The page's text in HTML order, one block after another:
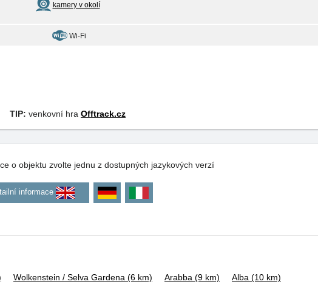
kamery v okolí
Wi-Fi
TIP: venkovní hra Offtrack.cz
o objektu zvolte jednu z dostupných jazykových verzí
informace
Wolkenstein / Selva Gardena (6 km) Arabba (9 km) Alba (10 km)